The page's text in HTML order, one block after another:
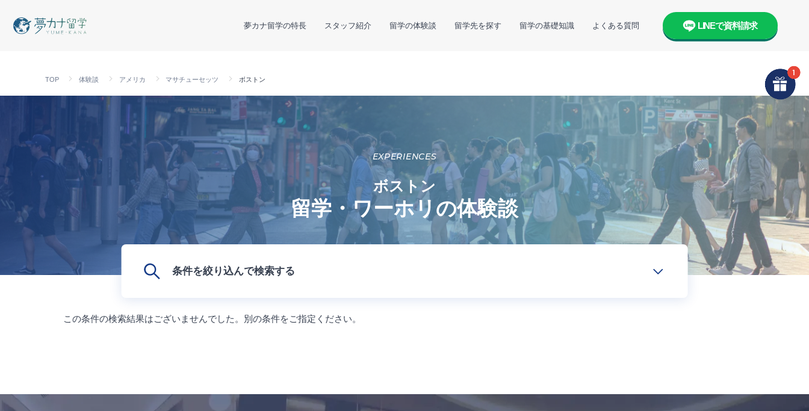
夢カナ留学の特長 スタッフ紹介 留学の体験談 留学先を探す 留学の基礎知識 よくある質問 LINEで資料請求
TOP 体験談 アメリカ マサチューセッツ ボストン
EXPERIENCES
ボストン
留学・ワーホリの体験談
条件を絞り込んで検索する
この条件の検索結果はございませんでした。別の条件をご指定ください。